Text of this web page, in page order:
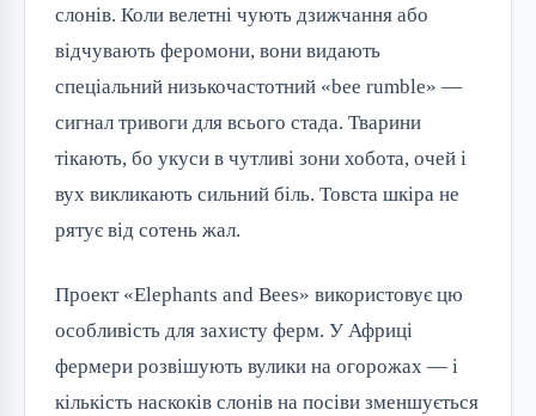
слонів. Коли велетні чують дзижчання або
відчувають феромони, вони видають
спеціальний низькочастотний «bee rumble» —
сигнал тривоги для всього стада. Тварини
тікають, бо укуси в чутливі зони хобота, очей і
вух викликають сильний біль. Товста шкіра не
рятує від сотень жал.
Проект «Elephants and Bees» використовує цю
особливість для захисту ферм. У Африці
фермери розвішують вулики на огорожах — і
кількість наскоків слонів на посіви зменшується